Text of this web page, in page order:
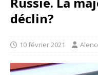
déclin?
10 février 2021